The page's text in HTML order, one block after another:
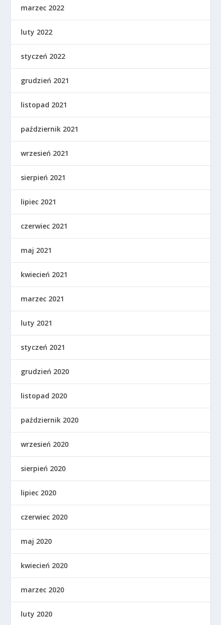
marzec 2022
luty 2022
styczeń 2022
grudzień 2021
listopad 2021
październik 2021
wrzesień 2021
sierpień 2021
lipiec 2021
czerwiec 2021
maj 2021
kwiecień 2021
marzec 2021
luty 2021
styczeń 2021
grudzień 2020
listopad 2020
październik 2020
wrzesień 2020
sierpień 2020
lipiec 2020
czerwiec 2020
maj 2020
kwiecień 2020
marzec 2020
luty 2020